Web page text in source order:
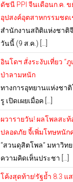
ดัชนี PPI จีนเดือนก.ค.
อุปสงค์อุตสาหกรรมชด
สำนักงานสถิติแห่งชาติจี
วันนี้ (9 ส.ค.) […]
อินโดฯ สั่งระงับเที่ยว “
ป่าลามหนัก
ทางการอุทยานแห่งชาติ
รู เปิดเผยเมื่อค […]
ผวารายวัน! ผลโพลสะ
ปลอดภัย จี้เพิ่มโทษหนัก
“สวนดุสิตโพล” มหาวิท
ความคิดเห็นประชา […]
โค้งสุดท้าย!รัฐย้ำ 8.3